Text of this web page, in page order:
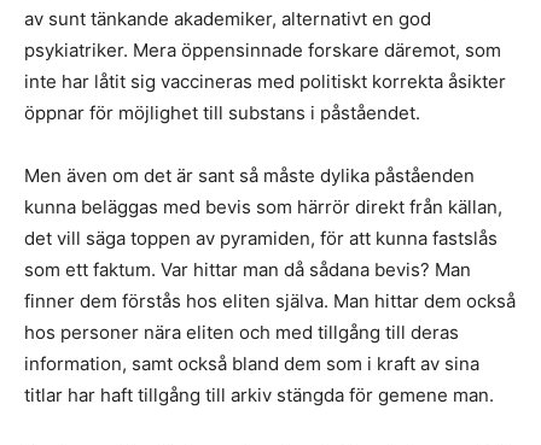
av sunt tänkande akademiker, alternativt en god
psykiatriker. Mera öppensinnade forskare däremot, som
inte har låtit sig vaccineras med politiskt korrekta åsikter
öppnar för möjlighet till substans i påståendet.
Men även om det är sant så måste dylika påståenden
kunna beläggas med bevis som härrör direkt från källan,
det vill säga toppen av pyramiden, för att kunna fastslås
som ett faktum. Var hittar man då sådana bevis? Man
finner dem förstås hos eliten själva. Man hittar dem också
hos personer nära eliten och med tillgång till deras
information, samt också bland dem som i kraft av sina
titlar har haft tillgång till arkiv stängda för gemene man.